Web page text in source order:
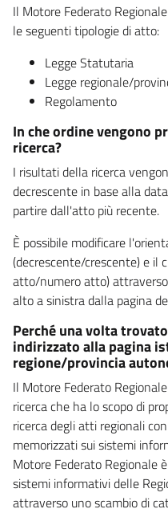
Il Motore Federato
le seguenti tipologie di atto:
Legge Statutaria
Legge regionale/
Regolamento
In che ordine vengono
ricerca?
I risultati della ricerca
decrescente in base alla
partire dall'atto più recente.
È possibile modificare
(decrescente/crescente) e
atto/numero atto)
alto a sinistra dalla pagina
Perché una volta
indirizzato alla pagina
regione/provincia
Il Motore Federato
ricerca che ha lo scopo di
ricerca degli atti regionali
memorizzati sui sistemi
Motore Federato
sistemi informativi delle
attraverso uno scambio di